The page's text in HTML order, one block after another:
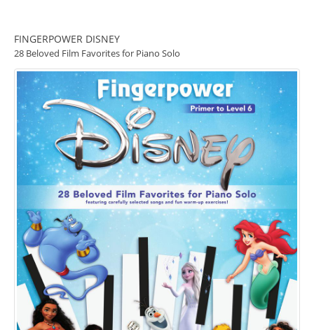
FINGERPOWER DISNEY
28 Beloved Film Favorites for Piano Solo